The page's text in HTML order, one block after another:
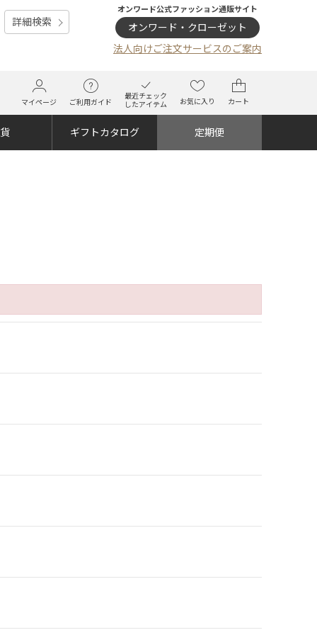
詳細検索
オンワード公式ファッション通販サイト
オンワード・クローゼット
法人向けご注文サービスのご案内
マイページ ご利用ガイド
最近チェック
したアイテム
お気に入り カート
ギフトカタログ 定期便